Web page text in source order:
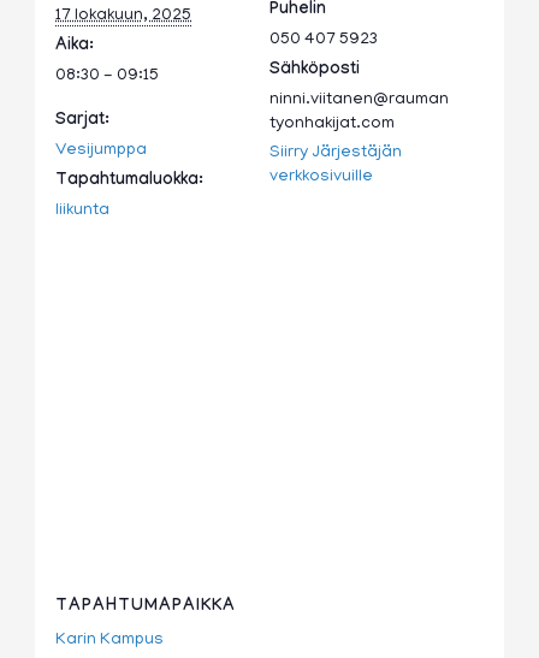
17 lokakuun, 2025
Aika:
08:30 - 09:15
Sarjat:
Vesijumppa
Tapahtumaluokka:
liikunta
Puhelin
050 407 5923
Sähköposti
ninni.viitanen@rauman
tyonhakijat.com
Siirry Järjestäjän
verkkosivuille
TAPAHTUMAPAIKKA
Karin Kampus